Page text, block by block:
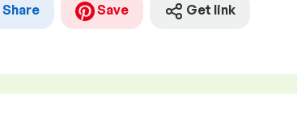
Share Save Get link